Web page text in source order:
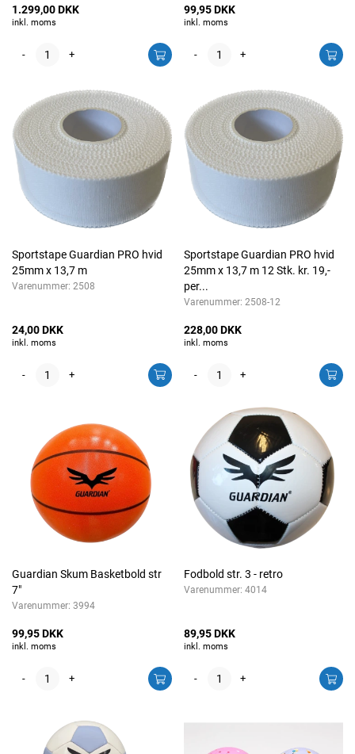
1.299,00 DKK
inkl. moms
- +
99,95 DKK
inkl. moms
- +
Sportstape Guardian PRO hvid
25mm x 13,7 m
Varenummer: 2508
24,00 DKK
inkl. moms
- +
Sportstape Guardian PRO hvid
25mm x 13,7 m 12 Stk. kr. 19,-
per...
Varenummer: 2508-12
228,00 DKK
inkl. moms
- +
Guardian Skum Basketbold str
7"
Varenummer: 3994
99,95 DKK
inkl. moms
- +
Fodbold str. 3 - retro
Varenummer: 4014
89,95 DKK
inkl. moms
- +